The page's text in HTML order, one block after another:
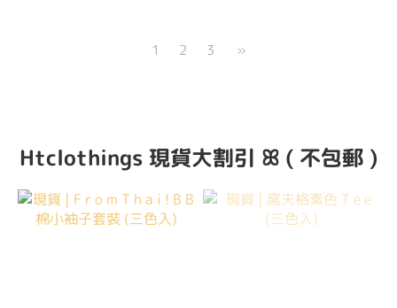
1 2 3 »
Htclothings 現貨大割引 ꕤ ( 不包郵 )